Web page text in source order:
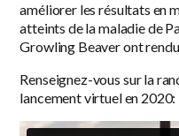
améliorer les résultats en
atteints de la maladie de
Growling Beaver ont
Renseignez-vous sur la
lancement virtuel en 2020: